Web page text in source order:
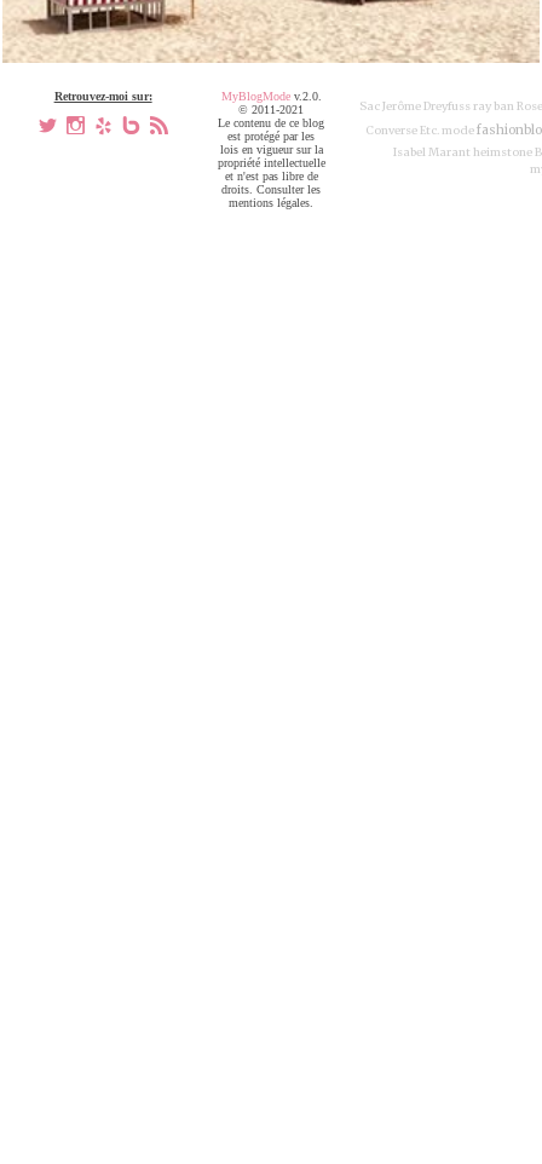
Retrouvez-moi sur:
a x h V ,
Sac Jerôme Dreyfuss ray ban
ConverseEtc.mode
Isabel Marant heimstone
MyBlogModev.2.0.
© 2011-2021
Le contenu de ce blog
est protégé par les
lois en vigueur sur la
propriété intellectuelle
et n'est pas libre de
droits. Consulter les
mentions légales.